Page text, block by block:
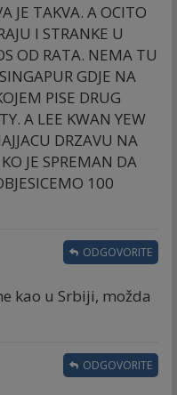
JE TAKVA. A OCITO
I STRANKE U
OD RATA. NEMA TU
GDJE NA
PISE DRUG
A LEE KWAN YEW
DRZAVU NA
JE SPREMAN DA
100
kao u Srbiji, možda
ODGOVORITE
ODGOVORITE